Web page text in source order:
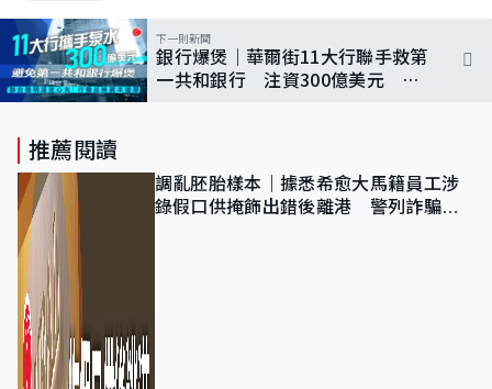
下一則新聞
銀行爆煲｜華爾街11大行聯手救第
一共和銀行 注資300億美元 據
推薦閱讀
調亂胚胎樣本｜據悉希愈大馬籍員工涉
錄假口供掩飾出錯後離港 警列詐騙